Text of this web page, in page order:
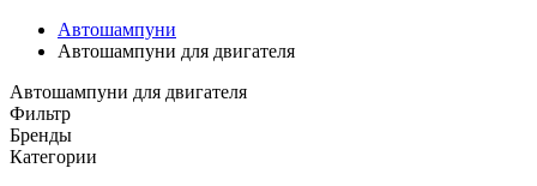
Автошампуни
Автошампуни для двигателя
Автошампуни для двигателя
Фильтр
Бренды
Категории